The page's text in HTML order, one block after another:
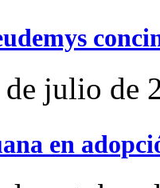
de julio de
en